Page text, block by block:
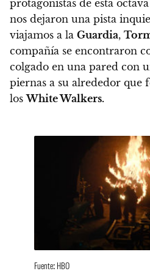
protagonistas de esta
nos dejaron una pista
viajamos a la Guardia,
compañía se encontraron
colgado en una pared con
piernas a su alrededor que
losWhite Walkers.
Fuente: HBO